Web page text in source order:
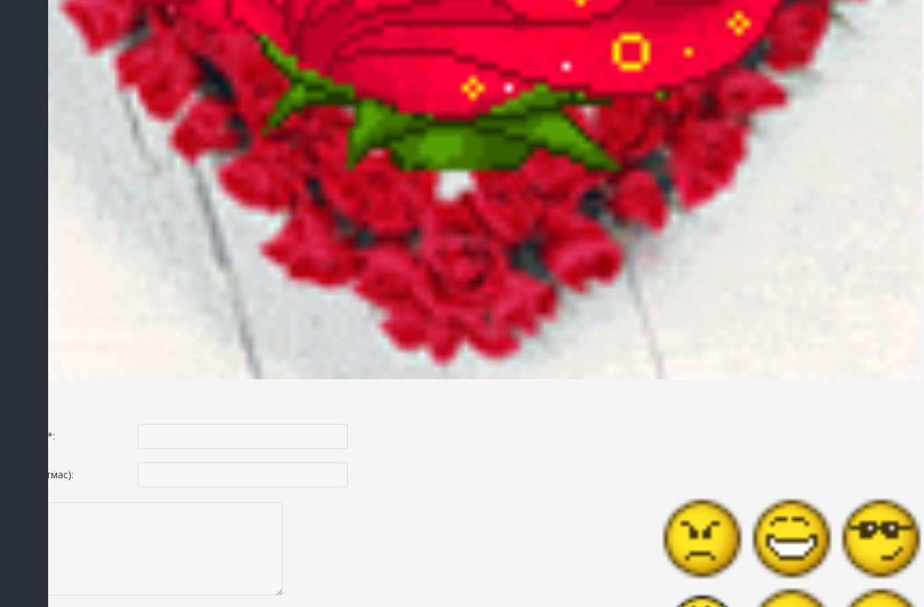
Исмингиз *:
Email(шартмас):